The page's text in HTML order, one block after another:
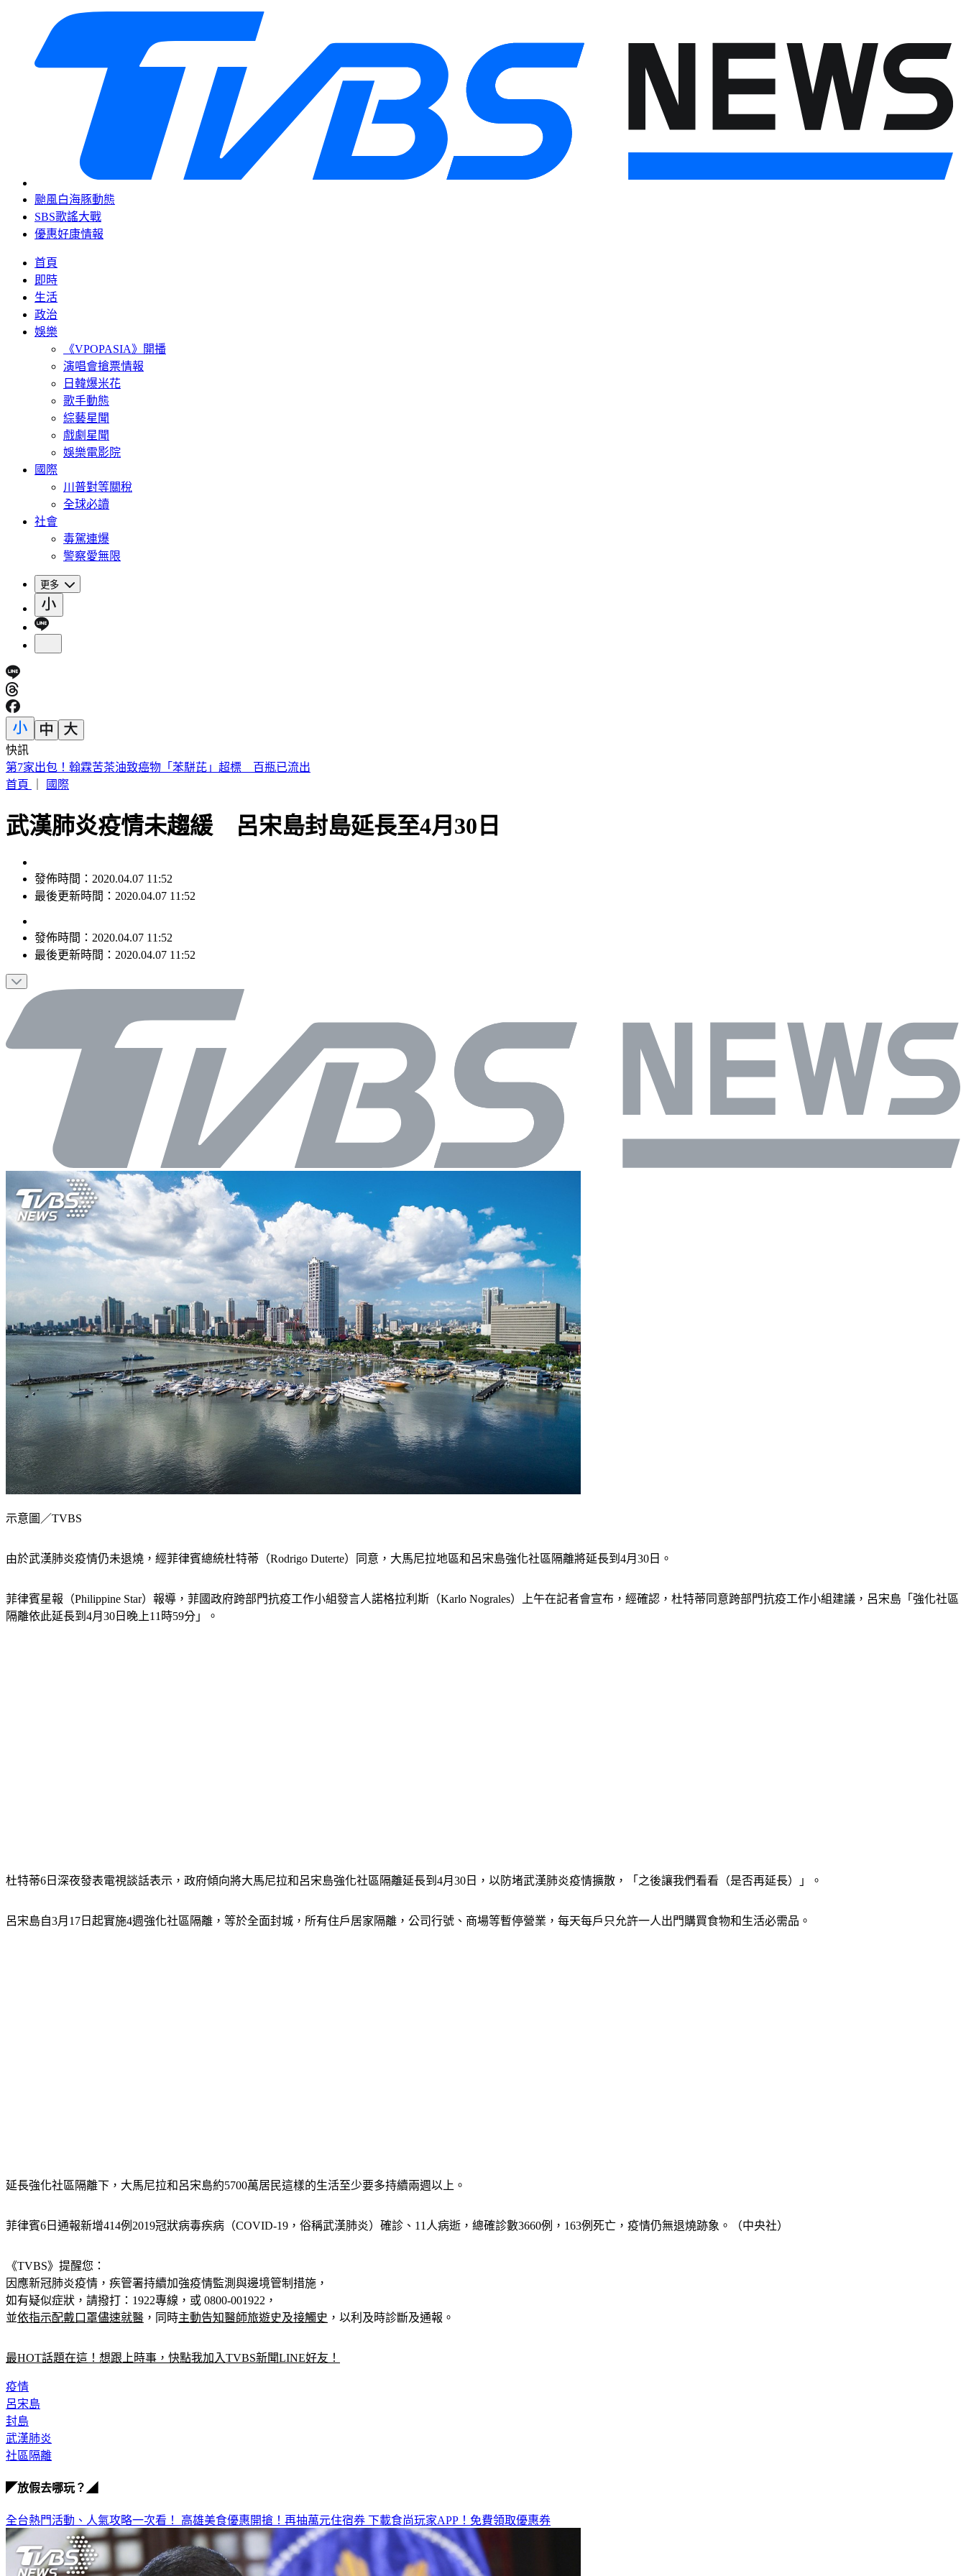
颱風白海豚動態
SBS歌謠大戰
優惠好康情報
首頁
即時
生活
政治
娛樂
《VPOPASIA》開播
演唱會搶票情報
日韓爆米花
歌手動態
綜藝星聞
戲劇星聞
娛樂電影院
國際
川普對等關稅
全球必讀
社會
毒駕連爆
警察愛無限
更多
快訊
烏干達「拒台護照入境」！外交部認了：持續聯繫交涉中
首頁
國際
武漢肺炎疫情未趨緩 呂宋島封島延長至4月30日
發佈時間：2020.04.07 11:52
最後更新時間：2020.04.07 11:52
發佈時間： 2020.04.07 11:52
最後更新時間： 2020.04.07 11:52
示意圖／TVBS
由於武漢肺炎疫情仍未退燒，經菲律賓總統杜特蒂（Rodrigo Duterte）同意，大馬尼拉地區和呂宋島強化社區隔離將延長到4月30日。
菲律賓星報（Philippine Star）報導，菲國政府跨部門抗疫工作小組發言人諾格拉利斯（Karlo Nograles）上午在記者會宣布，經確認，杜特蒂同意跨部門抗疫工作小組建議，呂宋島「強化社區
隔離依此延長到4月30日晚上11時59分」。
杜特蒂6日深夜發表電視談話表示，政府傾向將大馬尼拉和呂宋島強化社區隔離延長到4月30日，以防堵武漢肺炎疫情擴散，「之後讓我們看看（是否再延長）」。
呂宋島自3月17日起實施4週強化社區隔離，等於全面封城，所有住戶居家隔離，公司行號、商場等暫停營業，每天每戶只允許一人出門購買食物和生活必需品。
延長強化社區隔離下，大馬尼拉和呂宋島約5700萬居民這樣的生活至少要多持續兩週以上。
菲律賓6日通報新增414例2019冠狀病毒疾病（COVID-19，俗稱武漢肺炎）確診、11人病逝，總確診數3660例，163例死亡，疫情仍無退燒跡象。（中央社）
《TVBS》提醒您：
因應新冠肺炎疫情，疾管署持續加強疫情監測與邊境管制措施，
如有疑似症狀，請撥打：1922專線，或 0800-001922，
並依指示配戴口罩儘速就醫 ，同時主動告知醫師旅遊史及接觸史 ，以利及時診斷及通報。
最HOT話題在這！想跟上時事，快點我加入TVBS新聞LINE好友！
疫情
呂宋島
封島
武漢肺炎
社區隔離
◤放假去哪玩？◢
全台熱門活動、人氣攻略一次看！ 高雄美食優惠開搶！再抽萬元住宿券 下載食尚玩家APP！免費領取優惠券